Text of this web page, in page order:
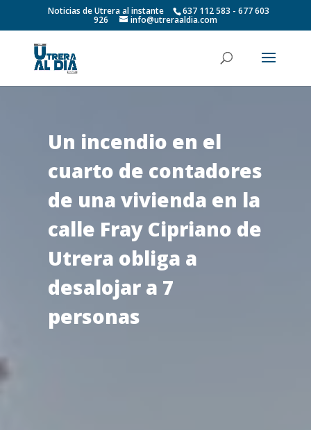
Noticias de Utrera al instante 637 112 583 - 677 603
926 info@utreraaldia.com
Un incendio en el
cuarto de contadores
de una vivienda en la
calle Fray Cipriano de
Utrera obliga a
desalojar a 7
personas